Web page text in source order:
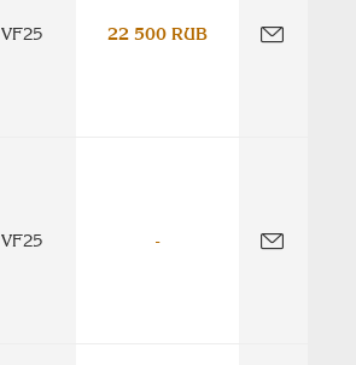
VF25 22 500 RUB
VF25 -